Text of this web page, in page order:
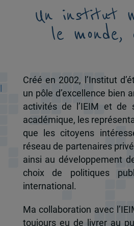
Un institut
le
Créé en 2002, l’Institut
un pôle d’excellence bien
activités de l’IEIM et de
académique, les
que les citoyens
réseau de partenaires
ainsi au développement
choix de politiques
international.
Ma collaboration avec
toujours eu de livrer au